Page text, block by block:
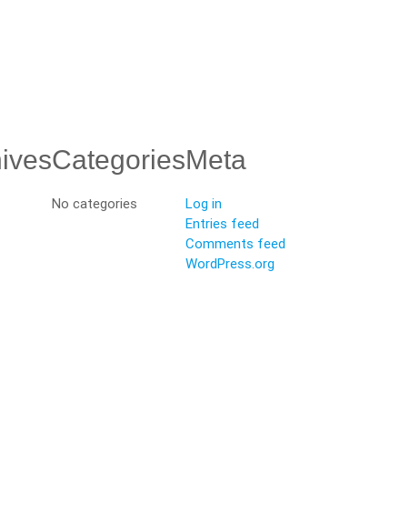
Categories
No categories
Meta
Log in
Entries feed
Comments feed
WordPress.org